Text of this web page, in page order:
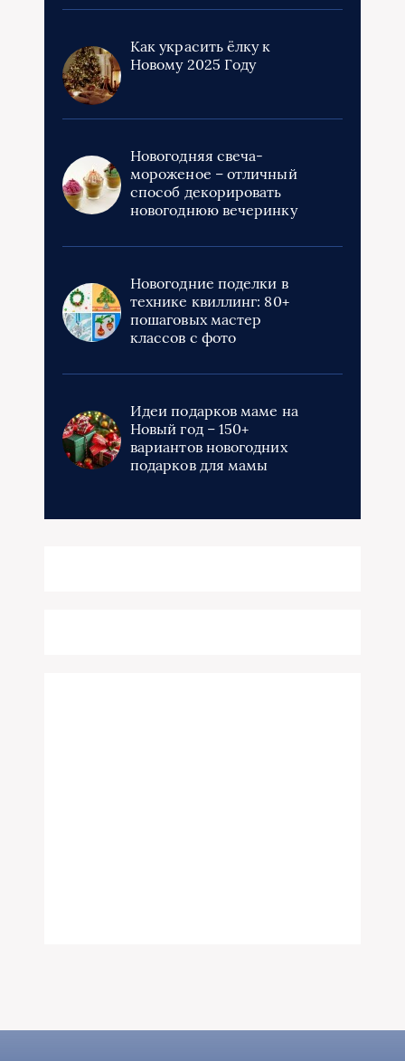
Как украсить ёлку к
Новому 2025 Году
Новогодняя свеча-
мороженое – отличный
способ декорировать
новогоднюю вечеринку
Новогодние поделки в
технике квиллинг: 80+
пошаговых мастер
классов с фото
Идеи подарков маме на
Новый год – 150+
вариантов новогодних
подарков для мамы